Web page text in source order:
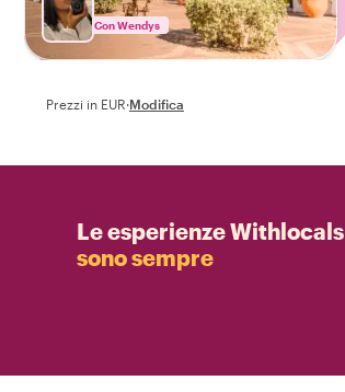
Con Wendys
Prezzi in EUR·Modifica
Le esperienze Withlocals
sono sempre